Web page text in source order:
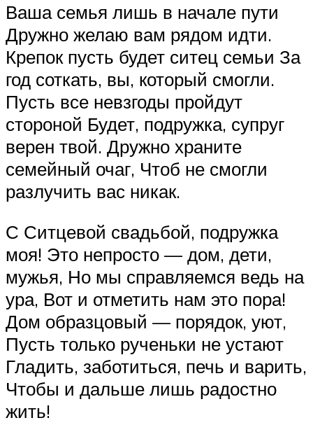
Ваша семья лишь в начале пути
Дружно желаю вам рядом идти.
Крепок пусть будет ситец семьи За
год соткать, вы, который смогли.
Пусть все невзгоды пройдут
стороной Будет, подружка, супруг
верен твой. Дружно храните
семейный очаг, Чтоб не смогли
разлучить вас никак.
С Ситцевой свадьбой, подружка
моя! Это непросто — дом, дети,
мужья, Но мы справляемся ведь на
ура, Вот и отметить нам это пора!
Дом образцовый — порядок, уют,
Пусть только рученьки не устают
Гладить, заботиться, печь и варить,
Чтобы и дальше лишь радостно
жить!